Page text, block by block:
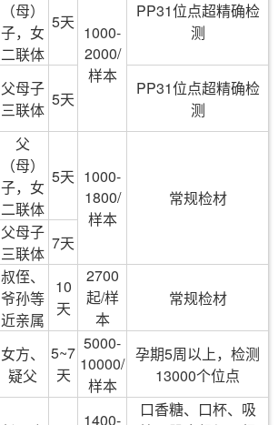
（母）
子，女
二联体
5天
1000-
2000/
样本
PP31位点超精确检
测
父母子
三联体
5天
PP31位点超精确检
测
父
（母）
子，女
二联体
5天 1000-
1800/
样本
常规检材
父母子
三联体
7天
叔侄、
爷孙等
近亲属
10
天
2700
起/样
本
常规检材
女方、
疑父
5~7
天
5000-
10000/
样本
孕期5周以上，检测
13000个位点
1400-
口香糖、口杯、吸